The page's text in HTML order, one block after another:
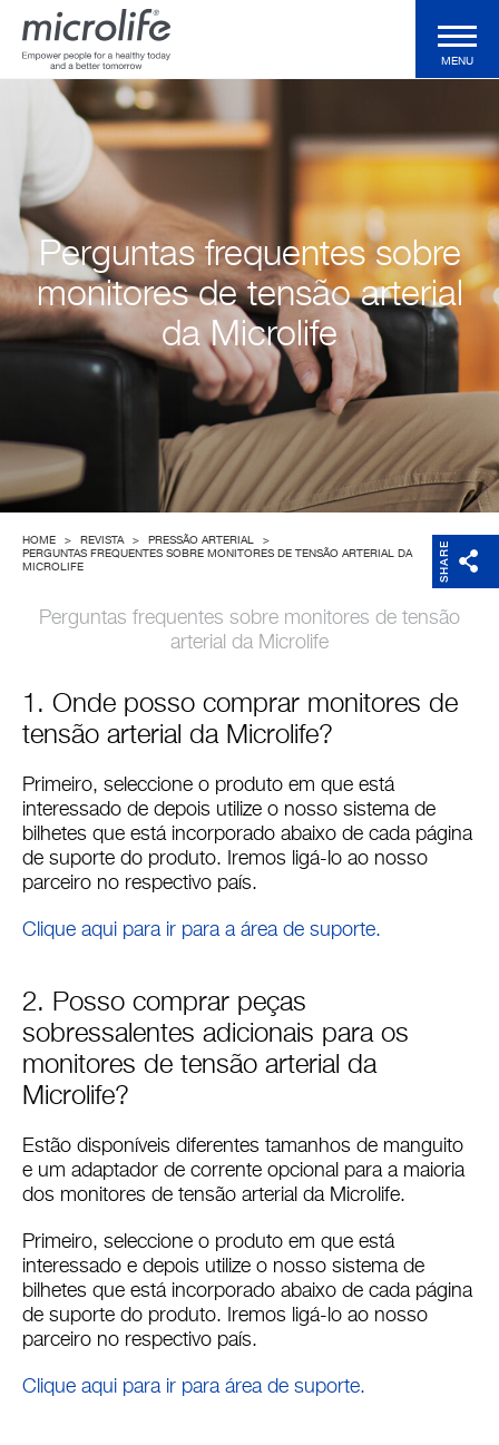
Produtos do Consumidor
Produtos profissionais
Tecnologias
Revista
Empresa
MENU
Perguntas frequentes sobre
monitores de tensão arterial
da Microlife
HOME > REVISTA > PRESSÃO ARTERIAL
>
PERGUNTAS FREQUENTES SOBRE MONITORES DE TENSÃO ARTERIAL DA
MICROLIFE
SHARE
Perguntas frequentes sobre monitores de tensão
arterial da Microlife
1. Onde posso comprar monitores de
tensão arterial da Microlife?
Primeiro, seleccione o produto em que está
interessado de depois utilize o nosso sistema de
bilhetes que está incorporado abaixo de cada página
de suporte do produto. Iremos ligá-lo ao nosso
parceiro no respectivo país.
Clique aqui para ir para a área de suporte.
2. Posso comprar peças
sobressalentes adicionais para os
monitores de tensão arterial da
Microlife?
Estão disponíveis diferentes tamanhos de manguito
e um adaptador de corrente opcional para a maioria
dos monitores de tensão arterial da Microlife.
Primeiro, seleccione o produto em que está
interessado e depois utilize o nosso sistema de
bilhetes que está incorporado abaixo de cada página
de suporte do produto. Iremos ligá-lo ao nosso
parceiro no respectivo país.
Clique aqui para ir para área de suporte.